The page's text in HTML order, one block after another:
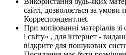
сайті, дозволяється за умови
Корреспондент.net.
При копіюванні матеріалів
і світу» , для інтернет -
відкрите для пошукових